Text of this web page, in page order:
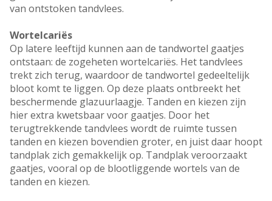
van ontstoken tandvlees.
Wortelcariës
Op latere leeftijd kunnen aan de tandwortel gaatjes
ontstaan: de zogeheten wortelcariës. Het tandvlees
trekt zich terug, waardoor de tandwortel gedeeltelijk
bloot komt te liggen. Op deze plaats ontbreekt het
beschermende glazuurlaagje. Tanden en kiezen zijn
hier extra kwetsbaar voor gaatjes. Door het
terugtrekkende tandvlees wordt de ruimte tussen
tanden en kiezen bovendien groter, en juist daar hoopt
tandplak zich gemakkelijk op. Tandplak veroorzaakt
gaatjes, vooral op de blootliggende wortels van de
tanden en kiezen.